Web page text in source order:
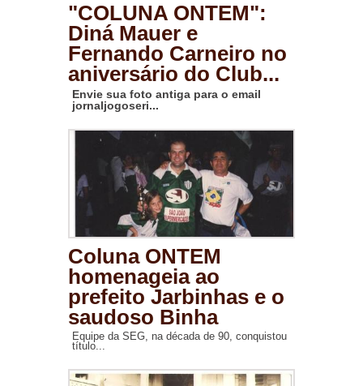
"COLUNA ONTEM":
Diná Mauer e
Fernando Carneiro no
aniversário do Club...
Envie sua foto antiga para o email
jornaljogoseri...
Coluna ONTEM
homenageia ao
prefeito Jarbinhas e o
saudoso Binha
Equipe da SEG, na década de 90, conquistou
título...